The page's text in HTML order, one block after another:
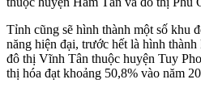
Tỉnh cũng sẽ hình thành một số khu
năng hiện đại, trước hết là hình
đô thị Vĩnh Tân thuộc huyện Tuy
thị hóa đạt khoảng 50,8% vào năm